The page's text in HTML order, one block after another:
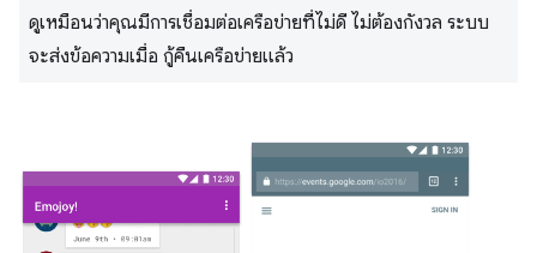
ดูเหมือนว่าคุณมีการเชื่อมต่อเครือข่ายที่ไม่ดี ไม่ต้องกังวล ระบบ
จะส่งข้อความเมื่อ กู้คืนเครือข่ายแล้ว